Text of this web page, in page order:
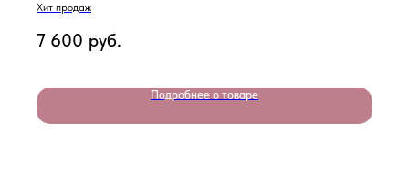
Хит продаж
7 600 руб.
Подробнее о товаре